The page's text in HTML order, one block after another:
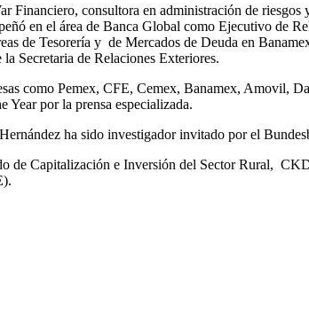
Financiero, consultora en administración de
en el área de Banca Global como Ejecutivo de
de Tesorería y de Mercados de Deuda en
Secretaria de Relaciones Exteriores.
como Pemex, CFE, Cemex, Banamex, Amovil,
Year por la prensa especializada.
ha sido investigador invitado por el
de Capitalización e Inversión del Sector Rural,